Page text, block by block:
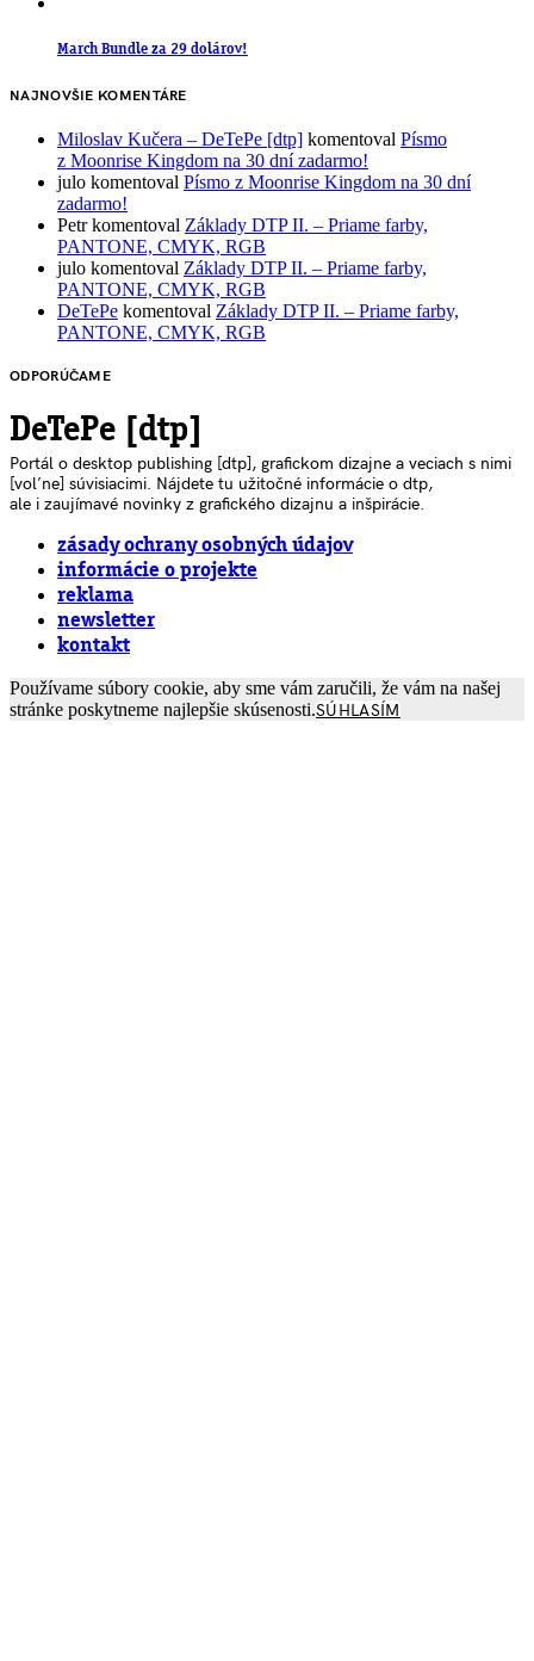
March Bundle za 29 dolárov!
NAJNOVŠIE KOMENTÁRE
Miloslav Kučera – DeTePe [dtp] komentoval Písmo
z Moonrise Kingdom na 30 dní zadarmo!
julo komentoval Písmo z Moonrise Kingdom na 30 dní
zadarmo!
Petrkomentoval Základy DTP II. – Priame farby,
PANTONE, CMYK, RGB
julo komentoval Základy DTP II. – Priame farby,
PANTONE, CMYK, RGB
DeTePe komentoval Základy DTP II. – Priame farby,
PANTONE, CMYK, RGB
ODPORÚČAME
DeTePe [dtp]
Portál o desktop publishing [dtp], grafickom dizajne a veciach s nimi
[voľne] súvisiacimi. Nájdete tu užitočné informácie o dtp,
ale i zaujímavé novinky z grafického dizajnu a inšpirácie.
zásady ochrany osobných údajov
informácie o projekte
reklama
newsletter
kontakt
Používame súbory cookie, aby sme vám zaručili, že vám na našej
stránke poskytneme najlepšie skúsenosti.SÚHLASÍM